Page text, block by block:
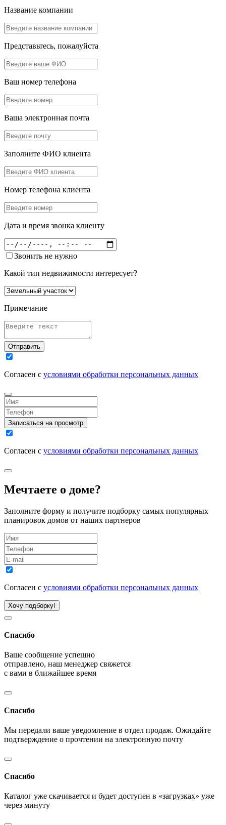
Название компании
Представьтесь, пожалуйста
Ваш номер телефона
Ваша электронная почта
Заполните ФИО клиента
Номер телефона клиента
Дата и время звонка клиенту
Звонить не нужно
Какой тип недвижимости интересует?
Примечание
Отправить
Согласен с условиями обработки персональных данных
Записаться на просмотр
Согласен с условиями обработки персональных данных
Мечтаете о доме?
Заполните форму и получите подборку самых популярных
планировок домов от наших партнеров
Согласен с условиями обработки персональных данных
Хочу подборку!
Спасибо
Ваше сообщение успешно
отправлено, наш менеджер свяжется
с вами в ближайшее время
Спасибо
Мы передали ваше уведомление в отдел продаж. Ожидайте
подтверждение о прочтении на электронную почту
Спасибо
Каталог уже скачивается и будет доступен в «загрузках» уже
через минуту